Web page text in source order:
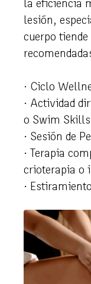
la eficiencia
lesión,
cuerpo
· Ciclo
· Actividad
o Swim Skills
· Sesión de
· Terapia
crioterapia o
·